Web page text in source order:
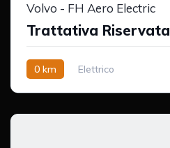
Volvo - FH Aero Electric
Trattativa Riservata
0 km Elettrico